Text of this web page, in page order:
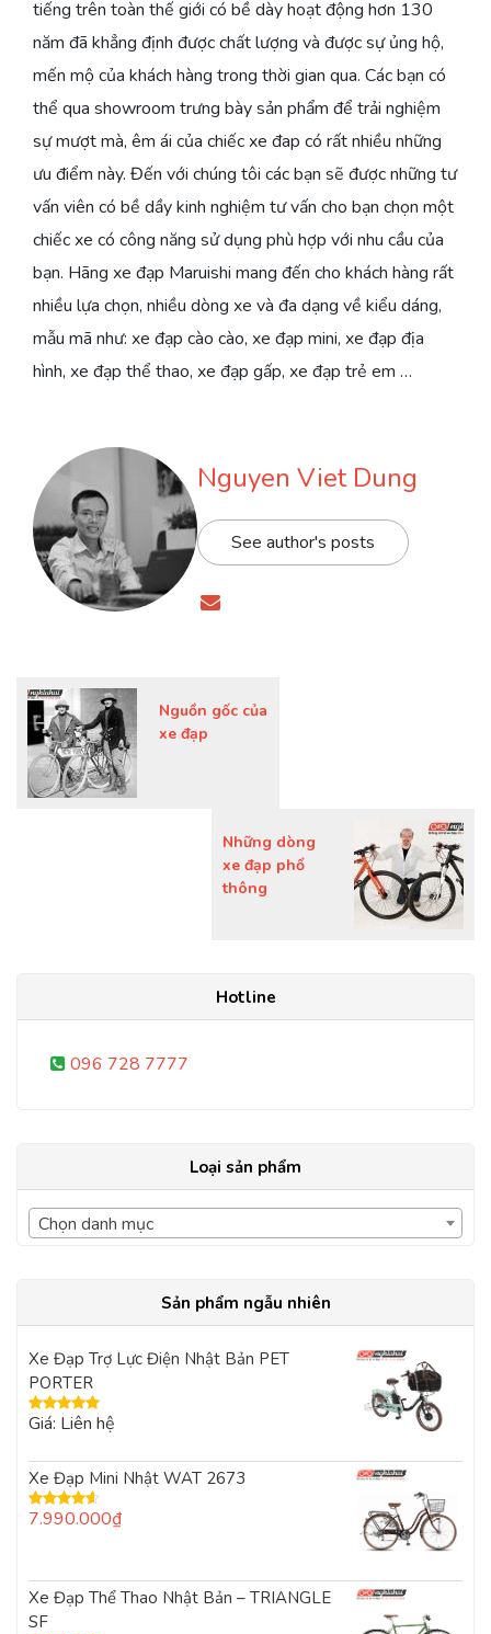
tiếng trên toàn thế giới có bề dày hoạt động hơn 130
năm đã khẳng định được chất lượng và được sự ủng hộ,
mến mộ của khách hàng trong thời gian qua. Các bạn có
thể qua showroom trưng bày sản phẩm để trải nghiệm
sự mượt mà, êm ái của chiếc xe đap có rất nhiều những
ưu điểm này. Đến với chúng tôi các bạn sẽ được những tư
vấn viên có bề dầy kinh nghiệm tư vấn cho bạn chọn một
chiếc xe có công năng sử dụng phù hợp với nhu cầu của
bạn. Hãng xe đạp Maruishi mang đến cho khách hàng rất
nhiều lựa chọn, nhiều dòng xe và đa dạng về kiểu dáng,
mẫu mã như: xe đạp cào cào, xe đạp mini, xe đạp địa
hình, xe đạp thể thao, xe đạp gấp, xe đạp trẻ em …
Nguyen Viet Dung
See author's posts
Nguồn gốc của
xe đạp
Những dòng
xe đạp phổ
thông
Hotline
096 728 7777
Loại sản phẩm
Chọn danh mục
Sản phẩm ngẫu nhiên
Xe Đạp Trợ Lực Điện Nhật Bản PET
PORTER
Được xếp
Giá: Liên hệ
Xe Đạp Mini Nhật WAT 2673
Được xếp
7.990.000₫
Xe Đạp Thể Thao Nhật Bản – TRIANGLE
SF